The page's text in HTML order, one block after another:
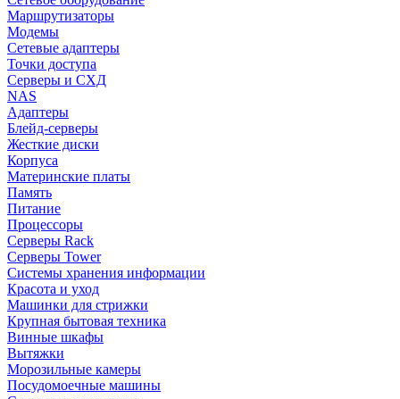
Маршрутизаторы
Модемы
Сетевые адаптеры
Точки доступа
Серверы и СХД
NAS
Адаптеры
Блейд-серверы
Жесткие диски
Корпуса
Материнские платы
Память
Питание
Процессоры
Серверы Rack
Серверы Tower
Системы хранения информации
Красота и уход
Машинки для стрижки
Крупная бытовая техника
Винные шкафы
Вытяжки
Морозильные камеры
Посудомоечные машины